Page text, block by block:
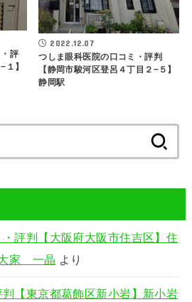
評
１】
2022.12.07
つしま眼科医院の口コミ・評判
【静岡市駿河区登呂４丁目２−５】
静岡駅
索:
評判【大阪府大阪市住吉区】住
家 一晶 より
【東京都葛飾区新小岩】新小岩